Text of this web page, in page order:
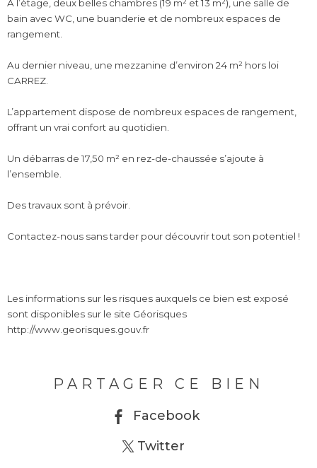
À l’étage, deux belles chambres (19 m² et 13 m²), une salle de
bain avec WC, une buanderie et de nombreux espaces de
rangement.
Au dernier niveau, une mezzanine d’environ 24 m² hors loi
CARREZ.
L’appartement dispose de nombreux espaces de rangement,
offrant un vrai confort au quotidien.
Un débarras de 17,50 m² en rez-de-chaussée s’ajoute à
l’ensemble.
Des travaux sont à prévoir.
Contactez-nous sans tarder pour découvrir tout son potentiel !
Les informations sur les risques auxquels ce bien est exposé
sont disponibles sur le site Géorisques
http://www.georisques.gouv.fr
PARTAGER CE BIEN
Facebook
Twitter